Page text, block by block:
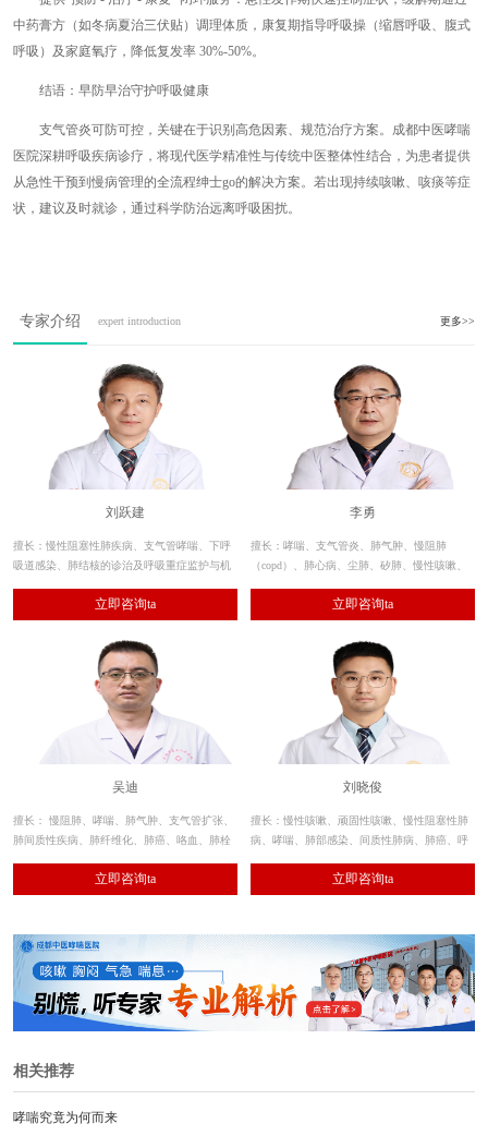
中药膏方（如冬病夏治三伏贴）调理体质，康复期指导呼吸操（缩唇呼吸、腹式
呼吸）及家庭氧疗，降低复发率 30%-50%。
结语：早防早治守护呼吸健康
支气管炎可防可控，关键在于识别高危因素、规范治疗方案。成都中医哮喘
医院深耕呼吸疾病诊疗，将现代医学精准性与传统中医整体性结合，为患者提供
从急性干预到慢病管理的全流程绅士go的解决方案。若出现持续咳嗽、咳痰等症
状，建议及时就诊，通过科学防治远离呼吸困扰。
专家介绍 expert introduction 更多>>
刘跃建
擅长：慢性阻塞性肺疾病、支气管哮喘、下呼
吸道感染、肺结核的诊治及呼吸重症监护与机
治疗性应用及肺功能测定。
立即咨询ta
李勇
擅长：哮喘、支气管炎、肺气肿、慢阻肺
（copd）、肺心病、尘肺、矽肺、慢性咳嗽、
化、肺结节、呼吸衰竭等呼吸系统疾病的诊
治。
立即咨询ta
吴迪
擅长： 慢阻肺、哮喘、肺气肿、支气管扩张、
肺间质性疾病、肺纤维化、肺癌、咯血、肺栓
立即咨询ta
刘晓俊
擅长：慢性咳嗽、顽固性咳嗽、慢性阻塞性肺
病、哮喘、肺部感染、间质性肺病、肺癌、呼
立即咨询ta
相关推荐
哮喘究竟为何而来